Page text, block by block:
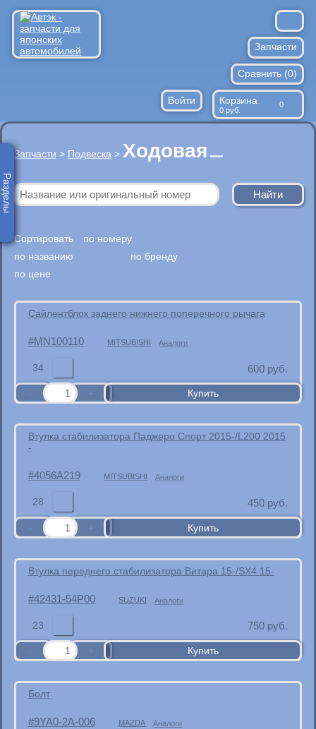
Запчасти
Расходники
Запрос по ВИН
Против подделок
Доставка/оплата
Контакты
Сравнить (0)
Войти Корзина 0
0 руб.
Разделы
Запчасти > Подвеска> Ходовая
Сортировать
по номеру
по названию
по бренду
по цене
Сайлентблок заднего нижнего поперечного рычага
MN100110 MITSUBISHI Аналоги
34 600 руб.
Втулка стабилизатора Паджеро Спорт 2015-/L200 2015
-
4056A219 MITSUBISHI Аналоги
28 450 руб.
Втулка переднего стабилизатора Витара 15-/SX4 15-
42431-54P00 SUZUKI Аналоги
23 750 руб.
Болт
9YA0-2A-006 MAZDA Аналоги